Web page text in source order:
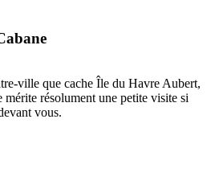
ville que cache Île du Havre Aubert,
résolument une petite visite si
vous.